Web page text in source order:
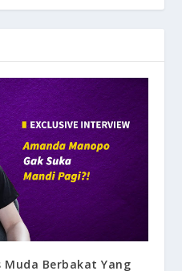
Berbakat Yang